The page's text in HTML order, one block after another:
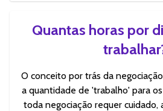
Quantas horas por
O conceito por trás da
a quantidade de 'trabalho' para
toda negociação requer cuidado,